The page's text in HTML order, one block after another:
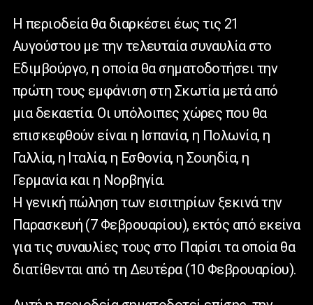
Η περιοδεία θα διαρκέσει έως τις 21
Αυγούστου με την τελευταία συναυλία στο
Εδιμβούργο, η οποία θα σηματοδοτήσει την
πρώτη τους εμφάνιση στη Σκωτία μετά από
μια δεκαετία. Οι υπόλοιπες χώρες που θα
επισκεφθούν είναι η Ισπανία, η Πολωνία, η
Γαλλία, η Ιταλία, η Εσθονία, η Σουηδία, η
Γερμανία και η Νορβηγία.
Η γενική πώληση των εισιτηρίων ξεκινά την
Παρασκευή (7 Φεβρουαρίου), εκτός από εκείνα
για τις συναυλίες τους στο Παρίσι τα οποία θα
διατίθενται από τη Δευτέρα (10 Φεβρουαρίου).